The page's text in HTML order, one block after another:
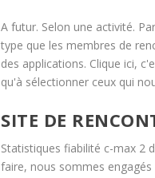
A futur. Selon une activité.
type que les membres de
des applications. Clique ici,
qu'à sélectionner ceux qui
SITE DE
Statistiques fiabilité c-max 2
faire, nous sommes